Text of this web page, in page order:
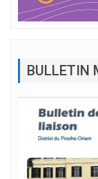
BULLETIN